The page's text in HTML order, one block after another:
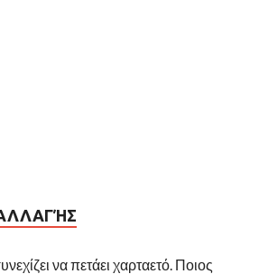
να πετάει χαρταετό. Ποιος